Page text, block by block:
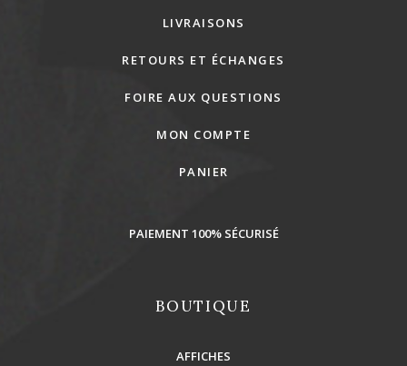
LIVRAISONS
RETOURS ET ÉCHANGES
FOIRE AUX QUESTIONS
MON COMPTE
PANIER
PAIEMENT 100% SÉCURISÉ
BOUTIQUE
AFFICHES